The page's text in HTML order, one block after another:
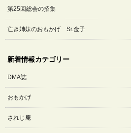
第25回総会の招集
亡き姉妹のおもかげ Sr.金子
新着情報カテゴリー
DMA誌
おもかげ
されじ庵